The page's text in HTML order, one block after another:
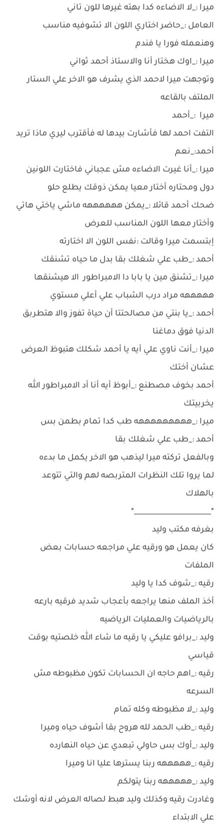
ميرا :_لا الاضاءه كدا بهته غيرها للون تاني
العامل :_حاضر اختاري اللون الا تشوفيه مناسب
وهنعمله فورا يا فندم
ميرا :_اوك هختار أنا والاستاذ أحمد ثواني
وتوجهت ميرا لاحمد الذي يشرف هو الاخر علي الستار
الملتف بالقاعه
ميرا :_أحمد
التفت احمد لها فأشارت بيدها له فأقترب ليري ماذا تريد
أحمد:_نعم
ميرا :_أنا غيرت الاضاءه مش عجباني فاختارت اللونين
دول ومحتاره أختار معيا يمكن ذوقك يطلع حلو
ضحك أحمد قائلا :_يمكن ههههههه ماشي ياختي هاتي
وأختار معها اللون المناسب للعرض
إبتسمت ميرا وقالت :نفس اللون الا اختارته
أحمد :_طب علي شغلك بقا بدل ما حياه تشنقك
ميرا :_تشنق مين يا بابا دا الامبراطور الا هيشنقها
هههههه مراد درب الشباب علي أعلي مستوي
أحمد :_يا بنتي من مصالحتتا أن حياة تفوز والا هتطربق
الدنيا فوق دماغنا
ميرا :_أنت ناوي علي أيه يا أحمد شكلك هتبوظ العرض
عشان أختك
أحمد بخوف مصطنع :_أبوظ أيه أنا أد الامبراطور الله
يخربيتك
ميرا :_هههههههههه طب كدا تمام بطمن بس
أحمد :_طب علي شغلك بقا
وبالفعل تركته ميرا ليذهب هو الاخر يكمل ما بدءه
لما يروا تلك النظرات المتربصه لهم والتي تتوعد
بالهلاك
*______________________*
بغرفه مكتب وليد
كان يعمل هو ورقيه علي مراجعه حسابات بعض
الملفات
رقيه :_شوف كدا يا وليد
أخذ الملف منها يراجعه بأعجاب شديد فرقيه بارعه
بالرياضيات والعمليات الرياضيه
وليد :_برافو عليكي يا رقيه ما شاء الله خلصتيه بوقت
قياسي
رقيه :_اهم حاجه ان الحسابات تكون مظبوطه مش
السرعه
وليد :_لا مظبوطه وكله تمام
رقيه :_طب الحمد لله هروح بقا أشوف حياه وميرا
وليد :_أوك بس حاولي تبعدي عن حياه النهارده
رقيه :_هههههه ربنا يسترها عليا انا وميرا
وليد :_هههههه ربنا يتولكم
وغادرت رقيه وكذلك وليد هبط لصاله العرض لانه أوشك
علي الابتداء